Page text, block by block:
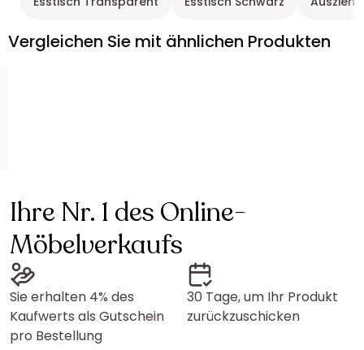
Vergleichen Sie mit ähnlichen Produkten
Ihre Nr. 1 des Online-
Möbelverkaufs
Sie erhalten 4% des
Kaufwerts als Gutschein
pro Bestellung
30 Tage, um Ihr Produkt
zurückzuschicken